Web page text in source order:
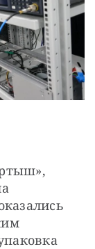
или